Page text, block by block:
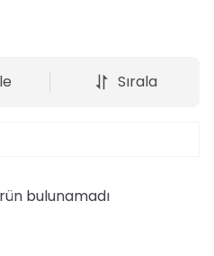
Sırala
bulunamadı